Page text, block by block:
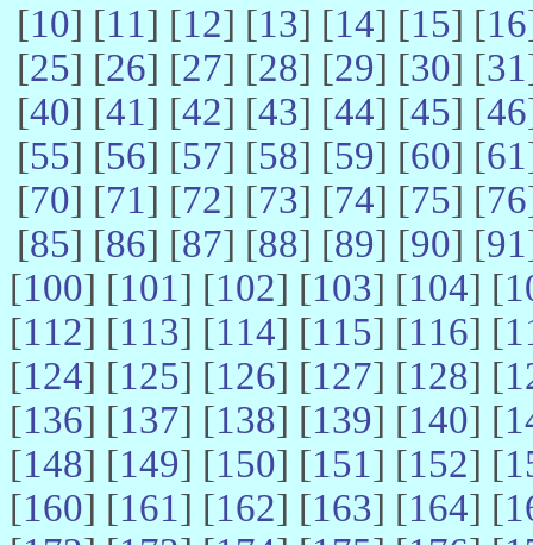
[10] [11] [12] [13] [14] [15] [16
[25] [26] [27] [28] [29] [30] [31
[40] [41] [42] [43] [44] [45] [46
[55] [56] [57] [58] [59] [60] [61
[70] [71] [72] [73] [74] [75] [76
[85] [86] [87] [88] [89] [90] [91
[100] [101] [102] [103] [104] [
[112] [113] [114] [115] [116] [
[124] [125] [126] [127] [128] [
[136] [137] [138] [139] [140] [
[148] [149] [150] [151] [152] [
[160] [161] [162] [163] [164] [